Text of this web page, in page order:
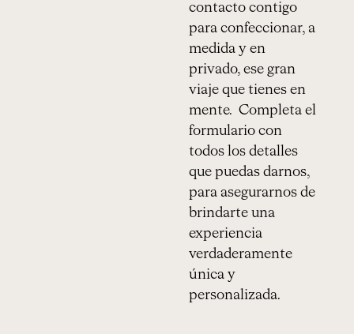
contacto contigo
para confeccionar, a
medida y en
privado, ese gran
viaje que tienes en
mente. Completa el
formulario con
todos los detalles
que puedas darnos,
para asegurarnos de
brindarte una
experiencia
verdaderamente
única y
personalizada.